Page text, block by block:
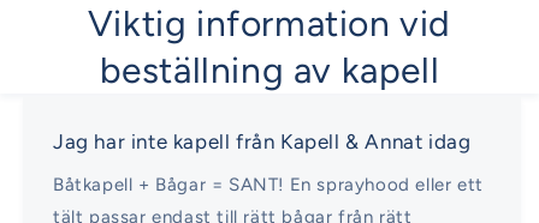
Viktig information vid
beställning av kapell
Jag har inte kapell från Kapell & Annat idag
Båtkapell + Bågar = SANT! En sprayhood eller ett
tält passar endast till rätt bågar från rätt